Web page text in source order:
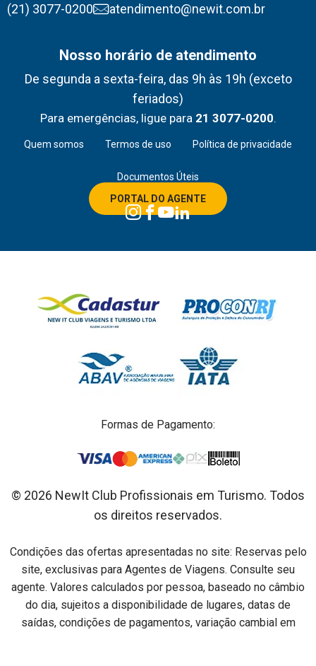
(21) 3077-0200
atendimento@newit.com.br
Nosso horário de atendimento
De segunda a sexta-feira, das 9h às 19h (exceto
feriados)
Para emergências, ligue para 21 3077-0200.
Quem somos Termos de uso Política de privacidade
Documentos Úteis
PORTAL DO AGENTE
Formas de Pagamento:
© 2026 NewIt Club Profissionais em Turismo. Todos
os direitos reservados.
Condições das ofertas apresentadas no site: Reservas pelo
site, exclusivas para Agentes de Viagens. Consulte seu
agente. Valores calculados por pessoa, baseado no câmbio
do dia, sujeitos a disponibilidade de lugares, datas de
saídas, condições de pagamentos, variação cambial em